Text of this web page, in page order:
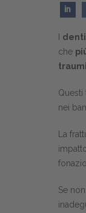
I
che
Questi
nei
La
Se